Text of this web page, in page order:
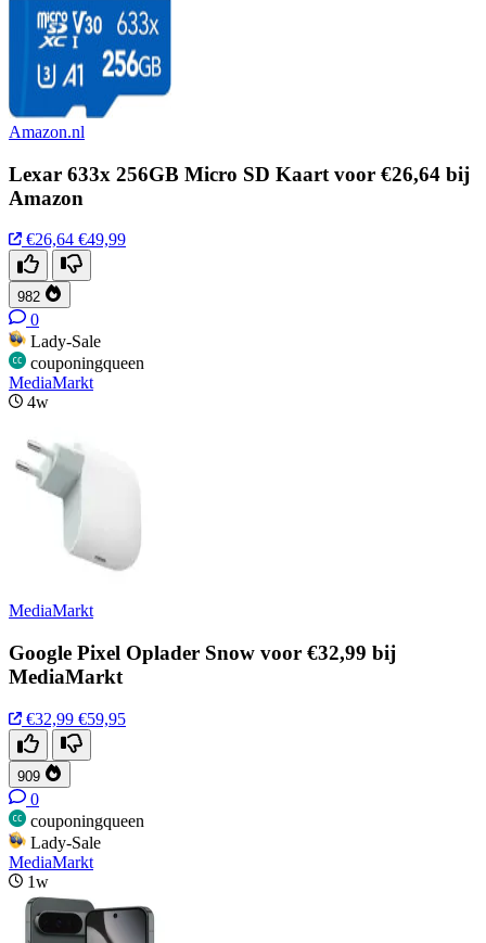
Amazon.nl
Lexar 633x 256GB Micro SD Kaart voor €26,64 bij
Amazon
€26,64 €49,99
982
0
Lady-Sale
couponingqueen
MediaMarkt
4w
MediaMarkt
Google Pixel Oplader Snow voor €32,99 bij
MediaMarkt
€32,99 €59,95
909
0
couponingqueen
Lady-Sale
MediaMarkt
1w